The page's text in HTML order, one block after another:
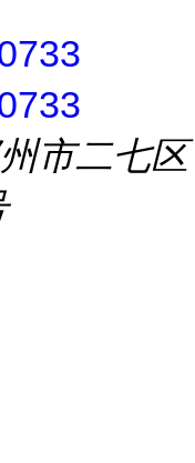
市二七区